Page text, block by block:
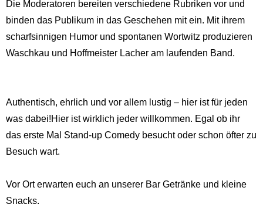
Die Moderatoren bereiten verschiedene Rubriken vor und
binden das Publikum in das Geschehen mit ein. Mit ihrem
scharfsinnigen Humor und spontanen Wortwitz produzieren
Waschkau und Hoffmeister Lacher am laufenden Band.
Authentisch, ehrlich und vor allem lustig – hier ist für jeden
was dabei!Hier ist wirklich jeder willkommen. Egal ob ihr
das erste Mal Stand-up Comedy besucht oder schon öfter zu
Besuch wart.
Vor Ort erwarten euch an unserer Bar Getränke und kleine
Snacks.